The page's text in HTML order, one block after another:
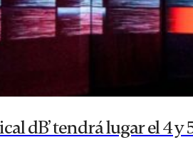
dB’ tendrá lugar el 4